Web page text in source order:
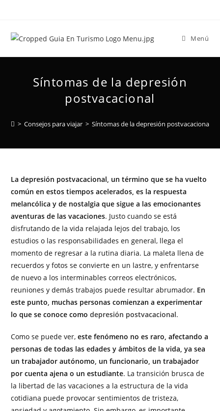
Menú
Síntomas de la depresión
postvacacional
> Consejos para viajar > Síntomas de la depresión postvacacional
La depresión postvacacional, un término que se ha vuelto
común en estos tiempos acelerados, es la respuesta
melancólica y de nostalgia que sigue a las emocionantes
aventuras de las vacaciones. Justo cuando se está
disfrutando de la vida relajada lejos del trabajo, los
estudios o las responsabilidades en general, llega el
momento de regresar a la rutina diaria. La maleta llena de
recuerdos y fotos se convierte en un lastre, y enfrentarse
de nuevo a los interminables correos electrónicos,
reuniones y demás trabajos puede resultar abrumador. En
este punto, muchas personas comienzan a experimentar
lo que se conoce comodepresión postvacacional.
Como se puede ver,este fenómeno no es raro, afectando a
personas de todas las edades y ámbitos de la vida, ya sea
un trabajador autónomo, un funcionario, un trabajador
por cuenta ajena o un estudiante. La transición brusca de
la libertad de las vacaciones a la estructura de la vida
cotidiana puede provocar sentimientos de tristeza,